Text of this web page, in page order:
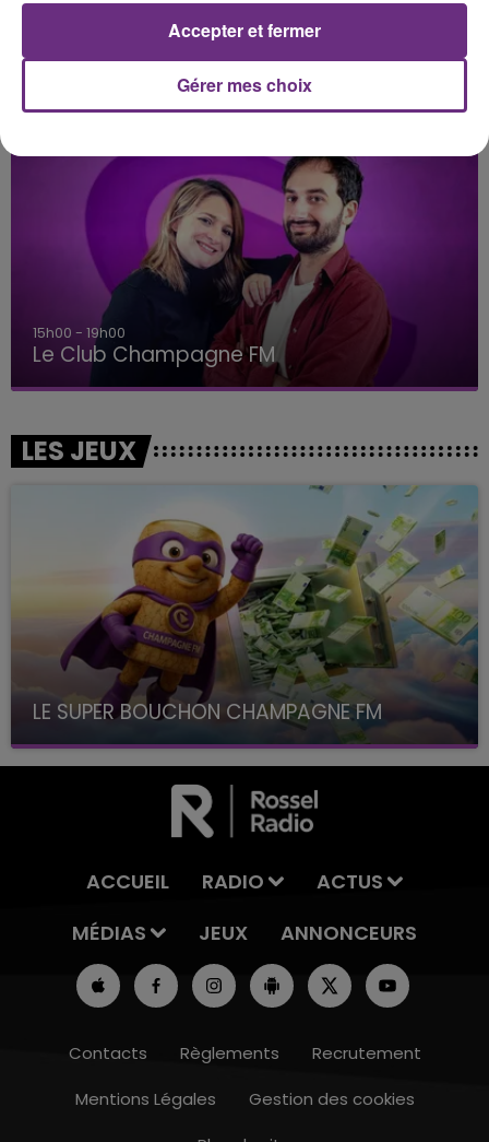
What You Want
A L'ANTENNE
15h00 - 19h00
Le Club Champagne FM
LES JEUX
LE SUPER BOUCHON CHAMPAGNE FM
avec La Famille Champagne FM, à 8H10
ACCUEIL RADIO
ACTUS
MÉDIAS
JEUX ANNONCEURS
Contacts Règlements
Recrutement
Mentions Légales
Gestion des cookies
Gérer mes choix
Accepter et fermer